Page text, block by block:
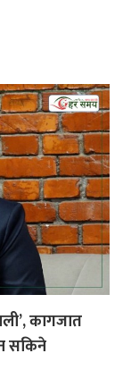
कागजात
सकिने